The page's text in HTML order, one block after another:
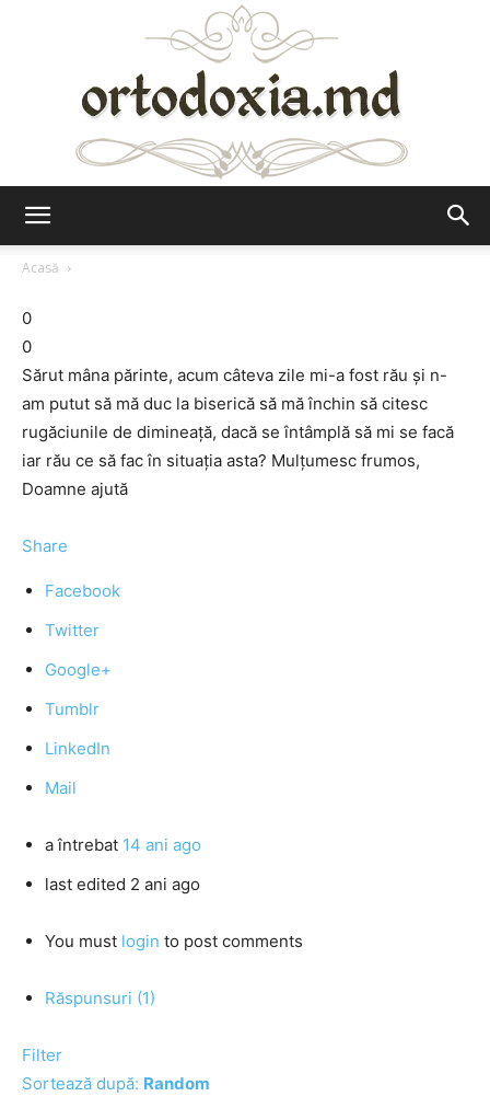
Acasă
0
0
Sărut mâna părinte, acum câteva zile mi-a fost rău și n-
am putut să mă duc la biserică să mă închin să citesc
rugăciunile de dimineață, dacă se întâmplă să mi se facă
iar rău ce să fac în situația asta? Mulțumesc frumos,
Doamne ajută
Share
Facebook
Twitter
Google+
Tumblr
LinkedIn
Mail
a întrebat 14 ani ago
last edited 2 ani ago
You must login to post comments
Răspunsuri (1)
Filter
Sortează după: Random